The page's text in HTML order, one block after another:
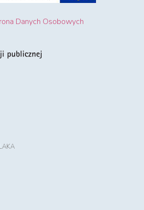
Danych Osobowych